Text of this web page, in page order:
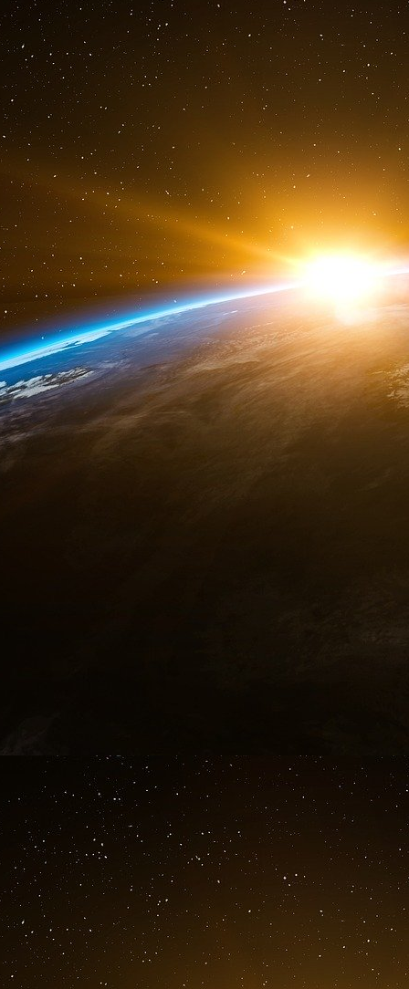
Premier pays touché mais aussi
le mois de mars 2020, mis en place un
« pass sanitaire », adopté par la France
À l’époque, pourtant, il était bon ton de
induite par un tel dispositif, de
de l’autoritarisme ».
Une spécificité de Hong Kong mérite
électroniques pour assurer le respect
mesures telles que les visites
sanctions dissuasives (amende de 641